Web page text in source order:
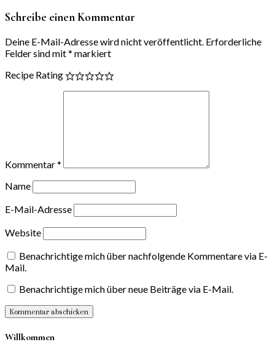
Schreibe einen Kommentar
Deine E-Mail-Adresse wird nicht veröffentlicht. Erforderliche
Felder sind mit* markiert
Recipe Rating
Kommentar*
Name
E-Mail-Adresse
Website
Benachrichtige mich über nachfolgende Kommentare via E-
Mail.
Benachrichtige mich über neue Beiträge via E-Mail.
Willkommen